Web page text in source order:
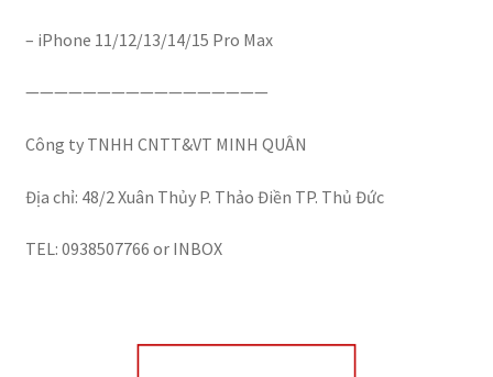
– iPhone 11/12/13/14/15 Pro Max
—————————————————
Công ty TNHH CNTT&VT MINH QUÂN
Địa chỉ: 48/2 Xuân Thủy P. Thảo Điền TP. Thủ Đức
TEL: 0938507766 or INBOX